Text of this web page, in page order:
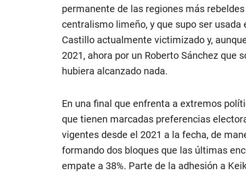
permanente de las regiones más rebeldes
centralismo limeño, y que supo ser usada
Castillo actualmente victimizado y,
2021, ahora por un Roberto Sánchez que
hubiera alcanzado nada.
En una final que enfrenta a extremos
que tienen marcadas preferencias
vigentes desde el 2021 a la fecha, de
formando dos bloques que las últimas
empate a 38%. Parte de la adhesión a